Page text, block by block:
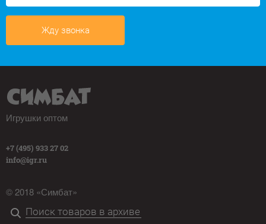
Жду звонка
Игрушки оптом
+7 (495) 933 27 02
info@igr.ru
© 2018 «Симбат»